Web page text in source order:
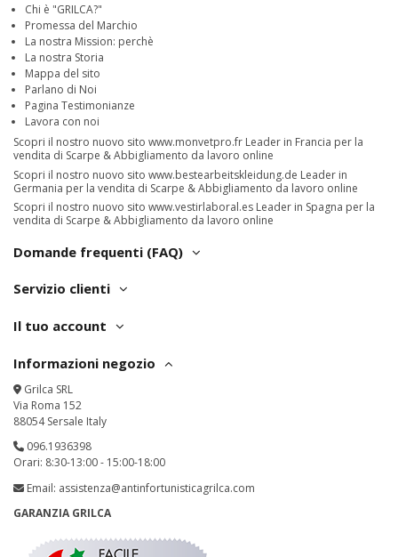
Chi è "GRILCA?"
Promessa del Marchio
La nostra Mission: perchè
La nostra Storia
Mappa del sito
Parlano di Noi
Pagina Testimonianze
Lavora con noi
Scopri il nostro nuovo sito www.monvetpro.fr Leader in Francia per la
vendita di Scarpe & Abbigliamento da lavoro online
Scopri il nostro nuovo sito www.bestearbeitskleidung.de Leader in
Germania per la vendita di Scarpe & Abbigliamento da lavoro online
Scopri il nostro nuovo sito www.vestirlaboral.es Leader in Spagna per la
vendita di Scarpe & Abbigliamento da lavoro online
Domande frequenti (FAQ)
Servizio clienti
Il tuo account
Informazioni negozio
Grilca SRL
Via Roma 152
88054 Sersale Italy
096.1936398
Orari: 8:30-13:00 - 15:00-18:00
Email: assistenza@antinfortunisticagrilca.com
GARANZIA GRILCA